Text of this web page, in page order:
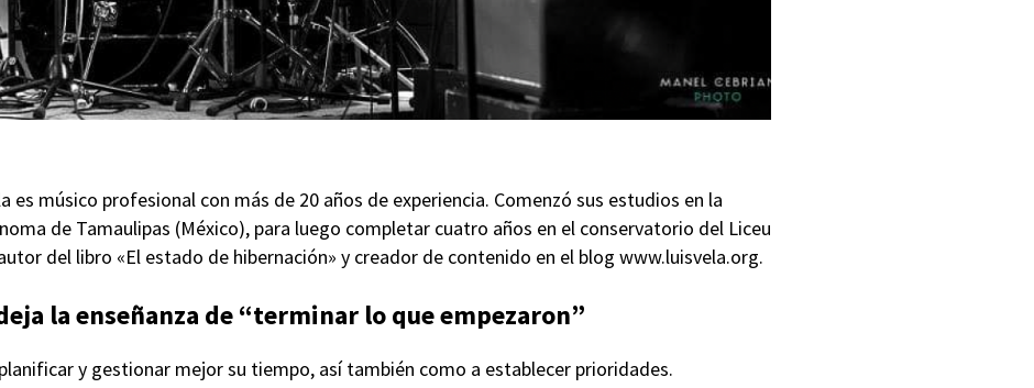
es músico profesional con más de 20 años de experiencia. Comenzó sus estudios en la
de Tamaulipas (México), para luego completar cuatro años en el conservatorio del Liceu
del libro «El estado de hibernación» y creador de contenido en el blog www.luisvela.org.
la enseñanza de “terminar lo que empezaron”
y gestionar mejor su tiempo, así también como a establecer prioridades.